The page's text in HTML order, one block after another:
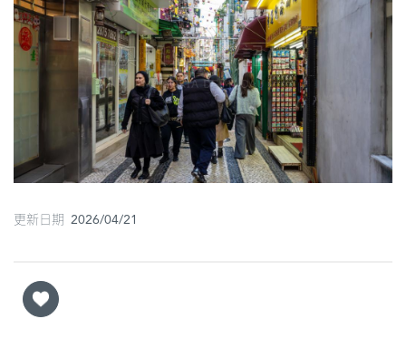
圖
媽
巴
更新日期 2026/04/21